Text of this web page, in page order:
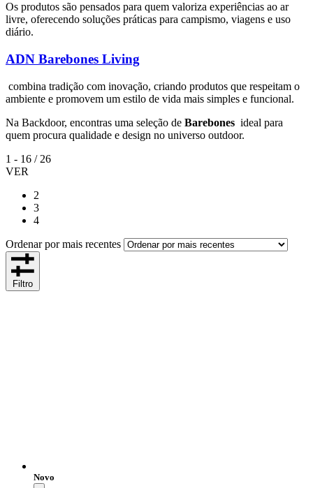
Os produtos são pensados para quem valoriza experiências ao ar
livre, oferecendo soluções práticas para campismo, viagens e uso
diário.
ADN Barebones Living
combina tradição com inovação, criando produtos que respeitam o
ambiente e promovem um estilo de vida mais simples e funcional.
Na Backdoor, encontras uma seleção de Barebones ideal para
quem procura qualidade e design no universo outdoor.
1 - 16 / 26
VER
2
3
4
Ordenar por mais recentes
Filtro
Novo